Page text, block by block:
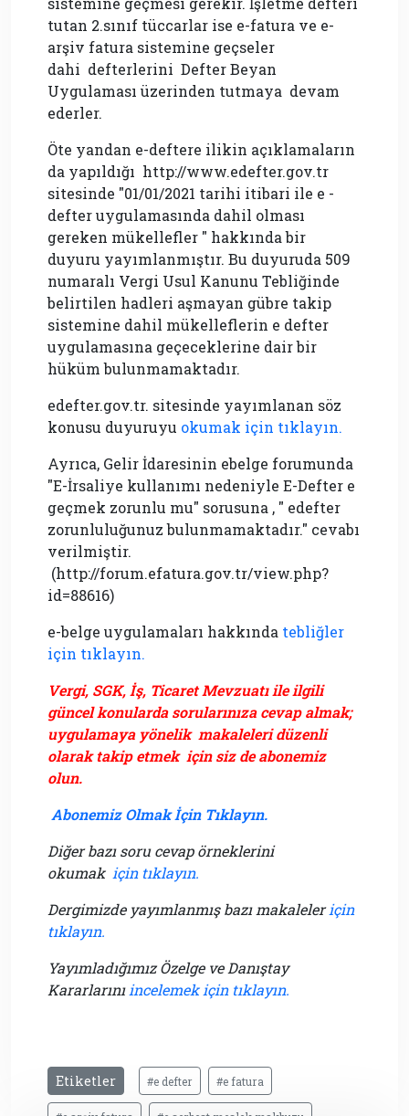
tutan 2.sınıf tüccarlar ise e-fatura ve e-
arşiv fatura sistemine geçseler
dahi defterlerini Defter Beyan
Uygulaması üzerinden tutmaya devam
ederler.
Öte yandan e-deftere ilikin açıklamaların
da yapıldığı http://www.edefter.gov.tr
sitesinde "01/01/2021 tarihi itibari ile e -
defter uygulamasında dahil olması
gereken mükellefler " hakkında bir
duyuru yayımlanmıştır. Bu duyuruda 509
numaralı Vergi Usul Kanunu Tebliğinde
belirtilen hadleri aşmayan gübre takip
sistemine dahil mükelleflerin e defter
uygulamasına geçeceklerine dair bir
hüküm bulunmamaktadır.
edefter.gov.tr. sitesinde yayımlanan söz
konusu duyuruyu okumak için tıklayın.
Ayrıca, Gelir İdaresinin ebelge forumunda
"E-İrsaliye kullanımı nedeniyle E-Defter e
geçmek zorunlu mu" sorusuna , " edefter
zorunluluğunuz bulunmamaktadır." cevabı
verilmiştir.
(http://forum.efatura.gov.tr/view.php?
id=88616)
e-belge uygulamaları hakkında tebliğler
için tıklayın.
Vergi, SGK, İş, Ticaret Mevzuatı ile ilgili
güncel konularda sorularınıza cevap almak;
uygulamaya yönelik makaleleri düzenli
olarak takip etmek için siz de abonemiz
olun.
Abonemiz Olmak İçin Tıklayın.
Diğer bazı soru cevap örneklerini
okumak için tıklayın.
Dergimizde yayımlanmış bazı makaleleriçin
tıklayın.
Yayımladığımız Özelge ve Danıştay
Kararlarınıincelemek için tıklayın.
Etiketler #e defter #e fatura